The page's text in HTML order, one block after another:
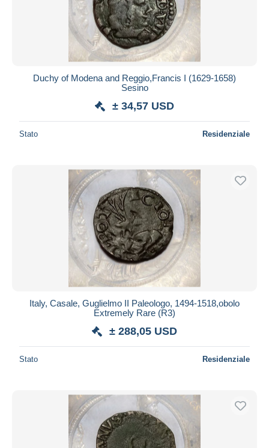
Duchy of Modena and Reggio,Francis I (1629-1658)
Sesino
± 34,57 USD
Stato Residenziale
Italy, Casale, Guglielmo II Paleologo, 1494-1518,obolo
Extremely Rare (R3)
± 288,05 USD
Stato Residenziale